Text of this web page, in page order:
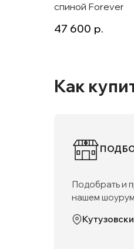
спиной Forever
47 600 р.
Как
Подобрать и
нашем